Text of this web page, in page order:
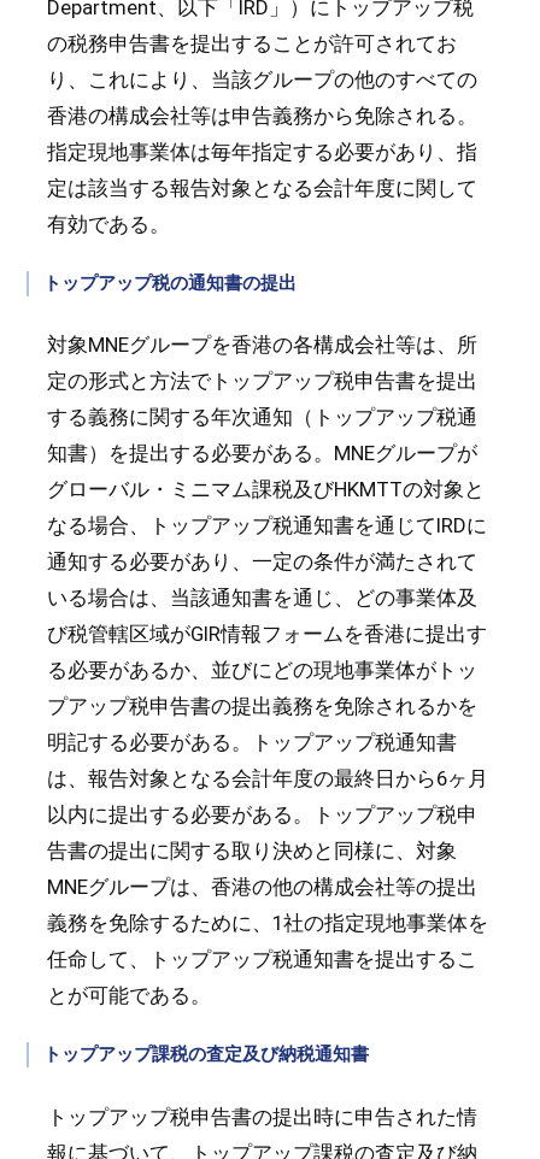
Department、以下「IRD」）にトップアップ税
の税務申告書を提出することが許可されてお
り、これにより、当該グループの他のすべての
香港の構成会社等は申告義務から免除される。
指定現地事業体は毎年指定する必要があり、指
定は該当する報告対象となる会計年度に関して
有効である。
トップアップ税の通知書の提出
対象MNEグループを香港の各構成会社等は、所
定の形式と方法でトップアップ税申告書を提出
する義務に関する年次通知（トップアップ税通
知書）を提出する必要がある。MNEグループが
グローバル・ミニマム課税及びHKMTTの対象と
なる場合、トップアップ税通知書を通じてIRDに
通知する必要があり、一定の条件が満たされて
いる場合は、当該通知書を通じ、どの事業体及
び税管轄区域がGIR情報フォームを香港に提出す
る必要があるか、並びにどの現地事業体がトッ
プアップ税申告書の提出義務を免除されるかを
明記する必要がある。トップアップ税通知書
は、報告対象となる会計年度の最終日から6ヶ月
以内に提出する必要がある。トップアップ税申
告書の提出に関する取り決めと同様に、対象
MNEグループは、香港の他の構成会社等の提出
義務を免除するために、1社の指定現地事業体を
任命して、トップアップ税通知書を提出するこ
とが可能である。
トップアップ課税の査定及び納税通知書
トップアップ税申告書の提出時に申告された情
報に基づいて、トップアップ課税の査定及び納